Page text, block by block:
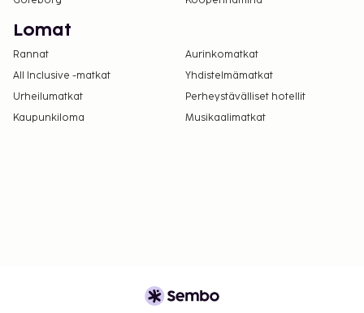
(lemmikeistä veloitetaan lisämaksuja, ja niistä
löytyy lisätietoja lisämaksuja koskevassa
osiossa).
Lomat
Rannat
Aurinkomatkat
All Inclusive -matkat
Yhdistelmämatkat
Urheilumatkat
Perheystävälliset hotellit
Kaupunkiloma
Musikaalimatkat